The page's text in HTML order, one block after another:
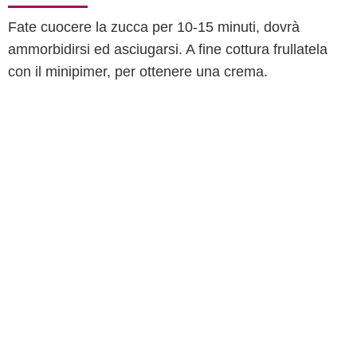
Fate cuocere la zucca per 10-15 minuti, dovrà
ammorbidirsi ed asciugarsi. A fine cottura frullatela
con il minipimer, per ottenere una crema.